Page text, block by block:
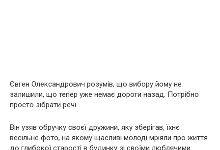
Євген Олександрович розумів, що вибору йому не
залишили, що тепер уже немає дороги назад. Потрібно
просто зібрати речі.
Він узяв обручку своєї дружини, яку зберігав, їхнє
весільне фото, на якому щасливі молоді мріяли про життя
до глибокої старості в будинку зі своїми люблячими